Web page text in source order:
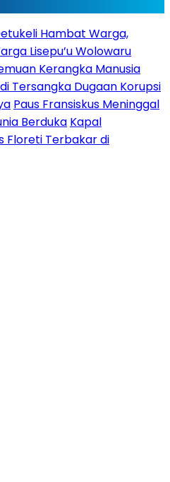
Hambat Warga,
Lisepu’u Wolowaru
Kerangka Manusia
Tersangka Dugaan Korupsi
Paus Fransiskus Meninggal
Berduka Kapal
Floreti Terbakar di